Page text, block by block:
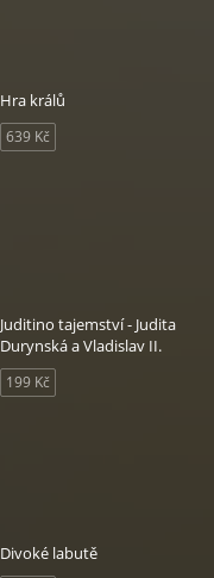
Hra králů
639 Kč
Juditino tajemství - Judita
Durynská a Vladislav II.
199 Kč
Divoké labutě